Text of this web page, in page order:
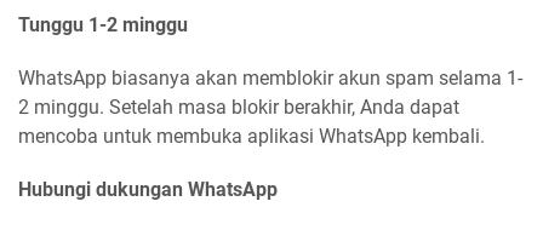
Tunggu 1-2 minggu
WhatsApp biasanya akan memblokir akun spam selama 1-
2 minggu. Setelah masa blokir berakhir, Anda dapat
mencoba untuk membuka aplikasi WhatsApp kembali.
Hubungi dukungan WhatsApp